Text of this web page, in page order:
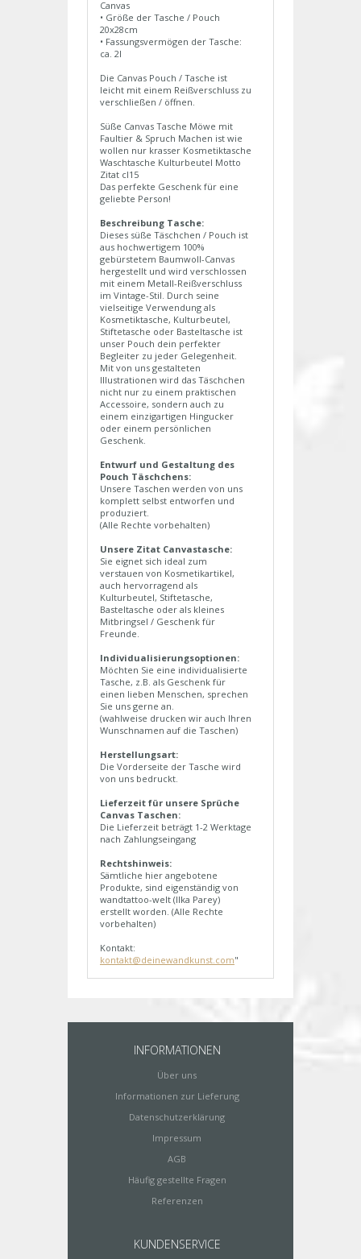
Canvas
• Größe der Tasche / Pouch
20x28cm
• Fassungsvermögen der Tasche:
ca. 2l
Die Canvas Pouch / Tasche ist
leicht mit einem Reißverschluss zu
verschließen / öffnen.
Süße Canvas Tasche Möwe mit
Faultier & Spruch Machen ist wie
wollen nur krasser Kosmetiktasche
Waschtasche Kulturbeutel Motto
Zitat cl15
Das perfekte Geschenk für eine
geliebte Person!
Beschreibung Tasche:
Dieses süße Täschchen / Pouch ist
aus hochwertigem 100%
gebürstetem Baumwoll-Canvas
hergestellt und wird verschlossen
mit einem Metall-Reißverschluss
im Vintage-Stil. Durch seine
vielseitige Verwendung als
Kosmetiktasche, Kulturbeutel,
Stiftetasche oder Basteltasche ist
unser Pouch dein perfekter
Begleiter zu jeder Gelegenheit.
Mit von uns gestalteten
Illustrationen wird das Täschchen
nicht nur zu einem praktischen
Accessoire, sondern auch zu
einem einzigartigen Hingucker
oder einem persönlichen
Geschenk.
Entwurf und Gestaltung des
Pouch Täschchens:
Unsere Taschen werden von uns
komplett selbst entworfen und
produziert.
(Alle Rechte vorbehalten)
Unsere Zitat Canvastasche:
Sie eignet sich ideal zum
verstauen von Kosmetikartikel,
auch hervorragend als
Kulturbeutel, Stiftetasche,
Basteltasche oder als kleines
Mitbringsel / Geschenk für
Freunde.
Individualisierungsoptionen:
Möchten Sie eine individualisierte
Tasche, z.B. als Geschenk für
einen lieben Menschen, sprechen
Sie uns gerne an.
(wahlweise drucken wir auch Ihren
Wunschnamen auf die Taschen)
Herstellungsart:
Die Vorderseite der Tasche wird
von uns bedruckt.
Lieferzeit für unsere Sprüche
Canvas Taschen:
Die Lieferzeit beträgt 1-2 Werktage
nach Zahlungseingang
Rechtshinweis:
Sämtliche hier angebotene
Produkte, sind eigenständig von
wandtattoo-welt (Ilka Parey)
erstellt worden. (Alle Rechte
vorbehalten)
Kontakt:
kontakt@deinewandkunst.com"
INFORMATIONEN
Über uns
Informationen zur Lieferung
Datenschutzerklärung
Impressum
AGB
Häufig gestellte Fragen
Referenzen
KUNDENSERVICE